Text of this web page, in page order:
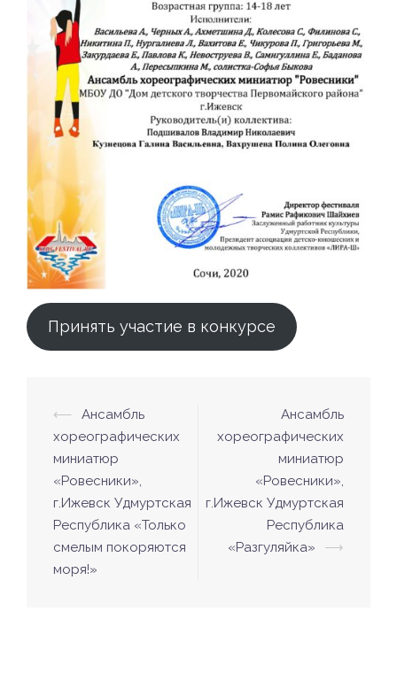
Принять участие в конкурсе
Навигация
по
записям
⟵
Ансамбль
хореографических
миниатюр
«Ровесники»,
г.Ижевск Удмуртская
Республика «Только
смелым покоряются
моря!»
Ансамбль
хореографических
миниатюр
«Ровесники»,
г.Ижевск Удмуртская
Республика
«Разгуляйка»
⟶